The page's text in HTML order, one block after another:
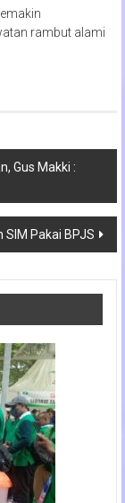
rambut alami
Gus Makki :
Pakai BPJS